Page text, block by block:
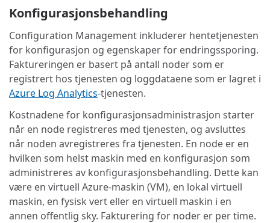
Konfigurasjonsbehandling
Configuration Management inkluderer hentetjenesten
for konfigurasjon og egenskaper for endringssporing.
Faktureringen er basert på antall noder som er
registrert hos tjenesten og loggdataene som er lagret i
Azure Log Analytics-tjenesten.
Kostnadene for konfigurasjonsadministrasjon starter
når en node registreres med tjenesten, og avsluttes
når noden avregistreres fra tjenesten. En node er en
hvilken som helst maskin med en konfigurasjon som
administreres av konfigurasjonsbehandling. Dette kan
være en virtuell Azure-maskin (VM), en lokal virtuell
maskin, en fysisk vert eller en virtuell maskin i en
annen offentlig sky. Fakturering for noder er per time.